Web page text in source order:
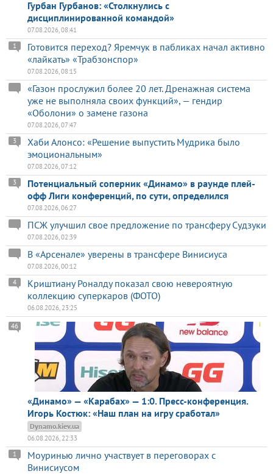
Гурбан Гурбанов: «Столкнулись с
дисциплинированной командой»
07.08.2026, 08:41
Готовится переход? Яремчук в пабликах начал активно
«лайкать» «Трабзонспор»
1
07.08.2026, 08:15
«Газон прослужил более 20 лет. Дренажная система
уже не выполняла своих функций», — гендир
«Оболони» о замене газона
07.08.2026, 07:47
Хаби Алонсо: «Решение выпустить Мудрика было
эмоциональным»
3
07.08.2026, 07:12
Потенциальный соперник «Динамо» в раунде плей-
офф Лиги конференций, по сути, определился
3
07.08.2026, 06:27
ПСЖ улучшил свое предложение по трансферу Судзуки
07.08.2026, 02:39
В «Арсенале» уверены в трансфере Винисиуса
07.08.2026, 00:12
Криштиану Роналду показал свою невероятную
коллекцию суперкаров (ФОТО)
4
06.08.2026, 23:25
«Динамо» — «Карабах» — 1:0. Пресс-конференция.
Игорь Костюк: «Наш план на игру сработал»
46
Dynamo.kiev.ua
06.08.2026, 22:33
Моуринью лично участвует в переговорах с
Винисиусом
1